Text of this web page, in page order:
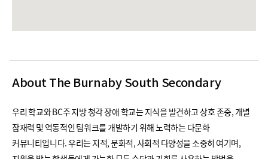
About The Burnaby South Secondary
우리 학교와 BC주 지방 청각 장애 학교는 지식을 발견하고 상호 존중, 개별
잠재력 및 역동적인 팀워크를 개발하기 위해 노력하는 다문화
커뮤니티입니다. 우리는 지적, 문화적, 사회적 다양성을 소중히 여기며,